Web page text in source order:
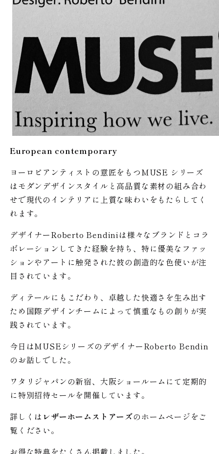
European contemporary
ヨーロピアンティストの意匠をもつMUSE シリーズ
はモダンデザインスタイルと高品質な素材の組み合わ
せで現代のインテリアに上質な味わいをもたらしてく
れます。
デザイナーRoberto Bendiniは様々なブランドとコラ
ボレーションしてきた経験を持ち、特に優美なファッ
ションやアートに触発された彼の創造的な色使いが注
目されています。
ディテールにもこだわり、卓越した快適さを生み出す
ため国際デザインチームによって慎重なもの創りが実
践されています。
今日はMUSEシリーズのデザイナーRoberto Bendin
のお話しでした。
ワタリジャパンの新宿、大阪ショールームにて定期的
に特別招待セールを開催しています。
詳しくは レザーホームストアーズのホームページをご
覧ください。
お得な特典をたくさん掲載しました。